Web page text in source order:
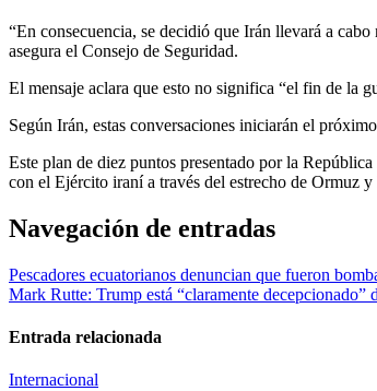
“En consecuencia, se decidió que Irán llevará a
asegura el Consejo de Seguridad.
El mensaje aclara que esto no significa “el fin de la
Según Irán, estas conversaciones iniciarán el
Este plan de diez puntos presentado por la
con el Ejército iraní a través del estrecho de Ormuz
Navegación de entradas
Pescadores ecuatorianos denuncian que fueron
Mark Rutte: Trump está “claramente decepcionado”
Entrada relacionada
Internacional